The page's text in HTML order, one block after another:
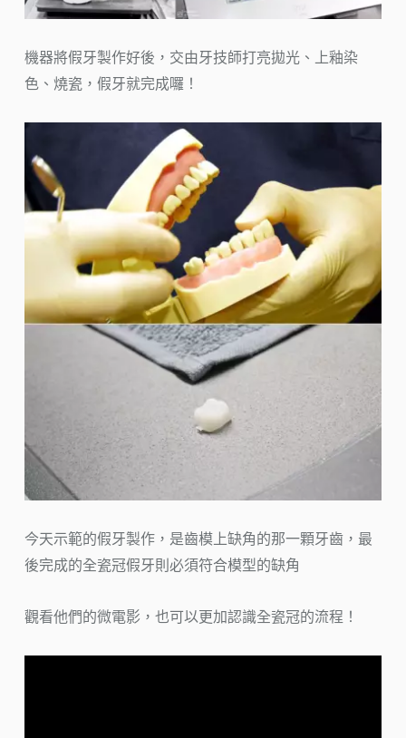
機器將假牙製作好後，交由牙技師打亮拋光、上釉染
色、燒瓷，假牙就完成囉！
今天示範的假牙製作，是齒模上缺角的那一顆牙齒，最
後完成的全瓷冠假牙則必須符合模型的缺角
觀看他們的微電影，也可以更加認識全瓷冠的流程！